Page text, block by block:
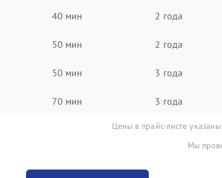
40 мин 2 года
50 мин 2 года
50 мин 3 года
70 мин 3 года
Цены в прайс-листе
Мы